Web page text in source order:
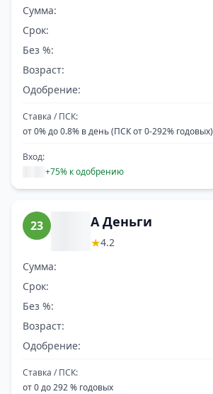
Сумма:
Срок:
Без %:
Возраст:
Одобрение:
Ставка / ПСК:
от 0% до 0.8% в день (ПСК от 0-292% годовых)
Вход:
+75% к одобрению
23 А Деньги
★4.2
Сумма:
Срок:
Без %:
Возраст:
Одобрение:
Ставка / ПСК:
от 0 до 292 % годовых